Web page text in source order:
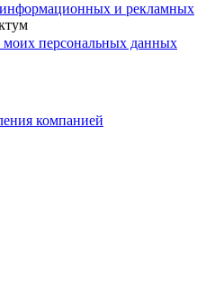
и рекламных
моих персональных данных
компанией